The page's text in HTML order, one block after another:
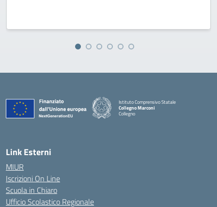
Istituto Comprensivo Statale
Collegno Marconi
Collegno
Link Esterni
MIUR
Iscrizioni On Line
Scuola in Chiaro
Ufficio Scolastico Regionale